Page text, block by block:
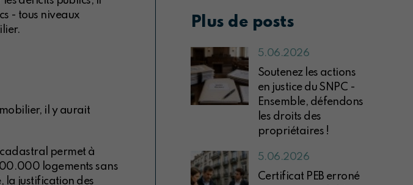
- tous niveaux
il y aurait
permet à
logements sans
la justification des
Plus de posts
5.06.2026
Soutenez les actions
en justice du SNPC -
Ensemble, défendons
les droits des
propriétaires !
5.06.2026
Certificat PEB erroné